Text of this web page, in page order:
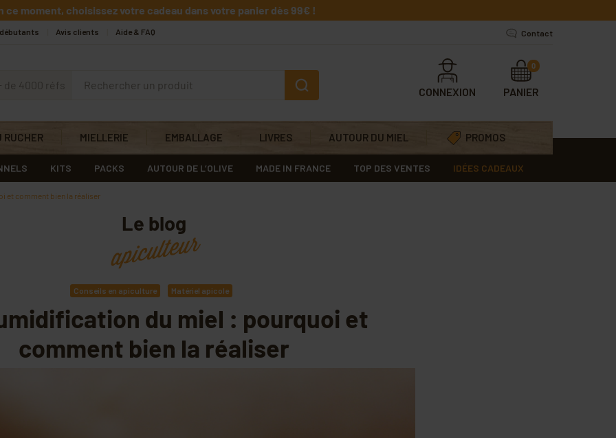
ce moment, choisissez votre cadeau dans votre panier dès 99€ !
débutants Avis clients Aide & FAQ Contact
de 4000 réfs
CONNEXION PANIER
0
RUCHER MIELLERIE EMBALLAGE LIVRES AUTOUR DU MIEL PROMOS
KITS PACKS AUTOUR DE L’OLIVE MADE IN FRANCE TOP DES VENTES IDÉES CADEAUX
et comment bien la réaliser
Le blog
apiculteur
Conseils en apiculture Matériel apicole
du miel : pourquoi et
comment bien la réaliser